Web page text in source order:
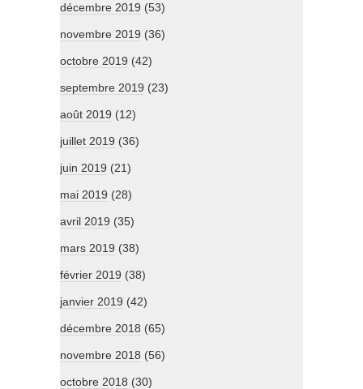
décembre 2019 (53)
novembre 2019 (36)
octobre 2019 (42)
septembre 2019 (23)
août 2019 (12)
juillet 2019 (36)
juin 2019 (21)
mai 2019 (28)
avril 2019 (35)
mars 2019 (38)
février 2019 (38)
janvier 2019 (42)
décembre 2018 (65)
novembre 2018 (56)
octobre 2018 (30)